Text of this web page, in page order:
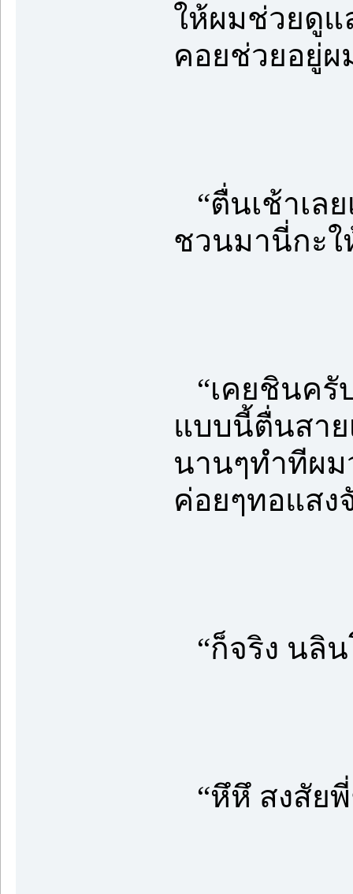
ให้ผมช่วยดูแ
คอยช่วยอยู่ผ
“ตื่นเช้าเล
ชวนมานี่กะ
“เคยชินครั
แบบนี้ตื่นสาย
นานๆทำทีผม
ค่อยๆทอแสง
“ก็จริง นลิ
“หึหึ สงสัย